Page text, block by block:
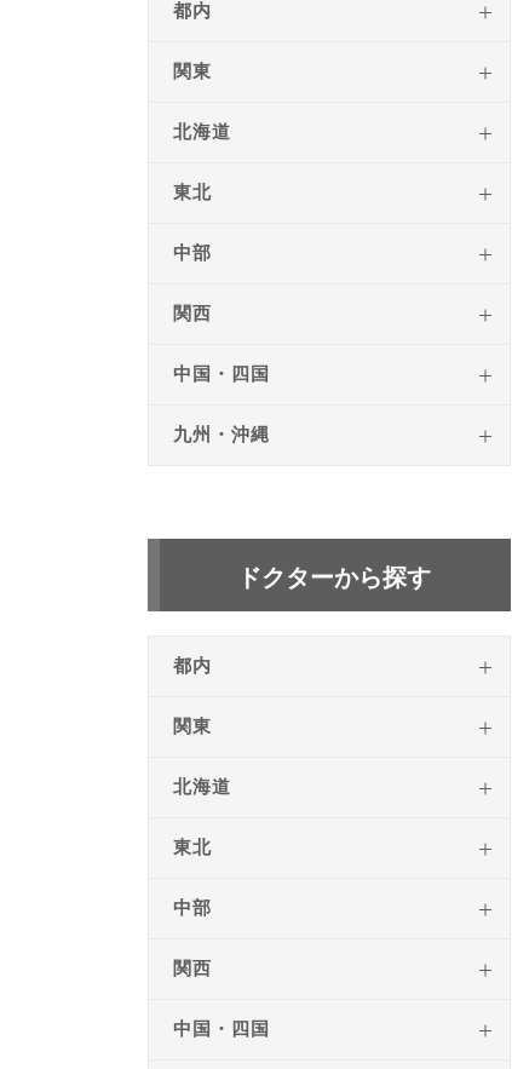
都内
関東
北海道
東北
中部
関西
中国・四国
九州・沖縄
ドクターから探す
都内
関東
北海道
東北
中部
関西
中国・四国